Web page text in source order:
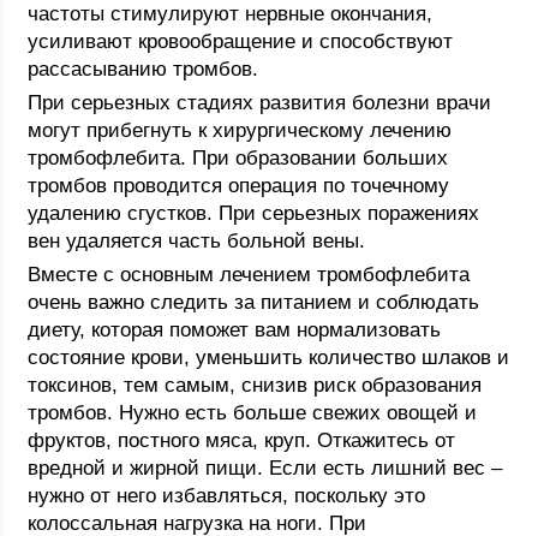
частоты стимулируют нервные окончания,
усиливают кровообращение и способствуют
рассасыванию тромбов.
При серьезных стадиях развития болезни врачи
могут прибегнуть к хирургическому лечению
тромбофлебита. При образовании больших
тромбов проводится операция по точечному
удалению сгустков. При серьезных поражениях
вен удаляется часть больной вены.
Вместе с основным лечением тромбофлебита
очень важно следить за питанием и соблюдать
диету, которая поможет вам нормализовать
состояние крови, уменьшить количество шлаков и
токсинов, тем самым, снизив риск образования
тромбов. Нужно есть больше свежих овощей и
фруктов, постного мяса, круп. Откажитесь от
вредной и жирной пищи. Если есть лишний вес –
нужно от него избавляться, поскольку это
колоссальная нагрузка на ноги. При